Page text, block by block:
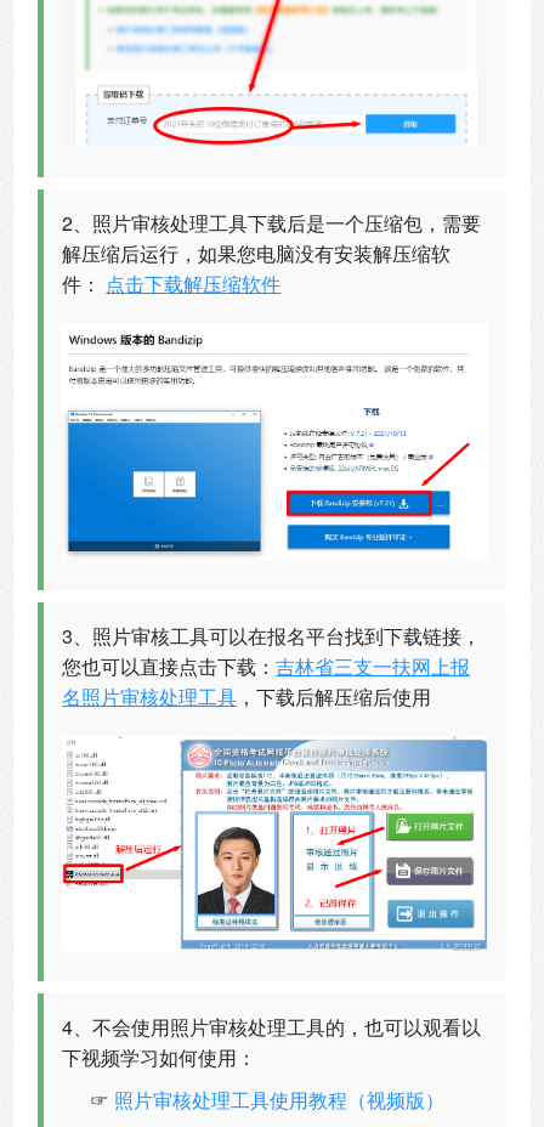
2、照片审核处理工具下载后是一个压缩包，需要
解压缩后运行，如果您电脑没有安装解压缩软
件： 点击下载解压缩软件
3、照片审核工具可以在报名平台找到下载链接，
您也可以直接点击下载：吉林省三支一扶网上报
名照片审核处理工具 ，下载后解压缩后使用
4、不会使用照片审核处理工具的，也可以观看以
下视频学习如何使用：
☞ 照片审核处理工具使用教程（视频版）